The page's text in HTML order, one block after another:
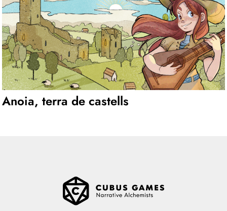
Anoia, terra de castells